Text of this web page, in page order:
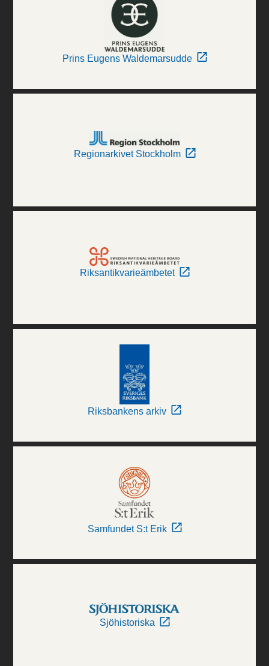
Prins Eugens Waldemarsudde
Regionarkivet Stockholm
Riksantikvarieämbetet
Riksbankens arkiv
Samfundet S:t Erik
Sjöhistoriska